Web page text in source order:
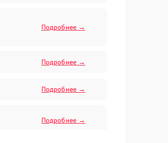
Подробнее →
Подробнее →
Подробнее →
Подробнее →